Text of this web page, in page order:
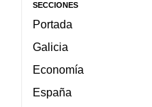
SECCIONES
Portada
Galicia
Economía
España